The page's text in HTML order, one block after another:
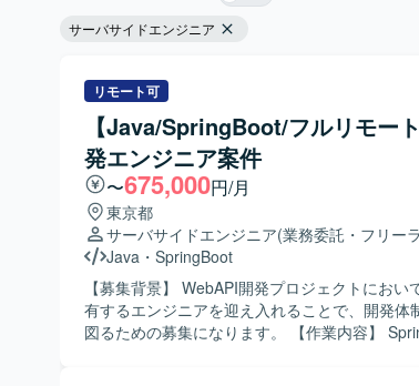
サーバサイドエンジニア
リモート可
【Java/SpringBoot/フルリモー
発エンジニア案件
〜675,000円/月
東京都
サーバサイドエンジニア(業務委託・フリー
Java ・ SpringBoot
【募集背景】 WebAPI開発プロジェクトにおい
有するエンジニアを迎え入れることで、開発体
図るための募集になります。 【作業内容】 SpringBootを用いたAPIサ